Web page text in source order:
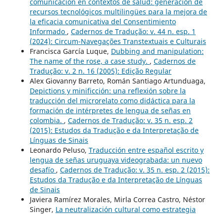
recursos tecnológicos multilingües para la mejora de
la eficacia comunicativa del Consentimiento
Informado , Cadernos de Tradução: v. 44 n. esp. 1
(2024): Circum-Navegações Transtextuais e Culturais
Francisca García Luque, Dubbing and manipulation:
The name of the rose, a case study. , Cadernos de
Tradução: v. 2 n. 16 (2005): Edição Regular
Alex Giovanny Barreto, Román Santiago Artunduaga,
Depictions y minificción: una reflexión sobre la
traducción del microrelato como didáctica para la
formación de intérpretes de lengua de señas en
colombia. , Cadernos de Tradução: v. 35 n. esp. 2
(2015): Estudos da Tradução e da Interpretação de
Línguas de Sinais
Leonardo Peluso, Traducción entre español escrito y
lengua de señas uruguaya videograbada: un nuevo
desafío , Cadernos de Tradução: v. 35 n. esp. 2 (2015):
Estudos da Tradução e da Interpretação de Línguas
de Sinais
Javiera Ramírez Morales, Mirla Correa Castro, Néstor
Singer, La neutralización cultural como estrategia